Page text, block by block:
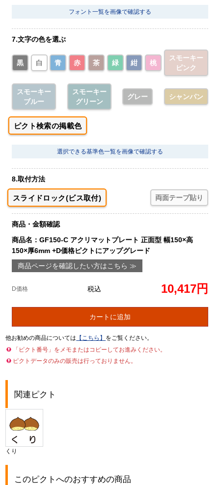
フォント一覧を画像で確認する
7.文字の色を選ぶ
黒 白 青 赤 茶 緑 紺 桃
スモーキー
ピンク
スモーキー
ブルー
スモーキー
グリーン
グレー シャンパン
ピクト検索の掲載色
選択できる基準色一覧を画像で確認する
8.取付方法
スライドロック(ビス取付) 両面テープ貼り
商品・金額確認
商品名：GF150-C アクリマットプレート 正面型 幅150×高
150×厚6mm +D価格ピクトにアップグレード
商品ページを確認したい方はこちら ≫
D価格 税込 10,417円
カートに追加
他お勧めの商品については 【こちら】 をご覧ください。
「ピクト番号」をメモまたはコピーしてお進みください。
ピクトデータのみの販売は行っておりません。
関連ピクト
くり
このピクトへのおすすめの商品